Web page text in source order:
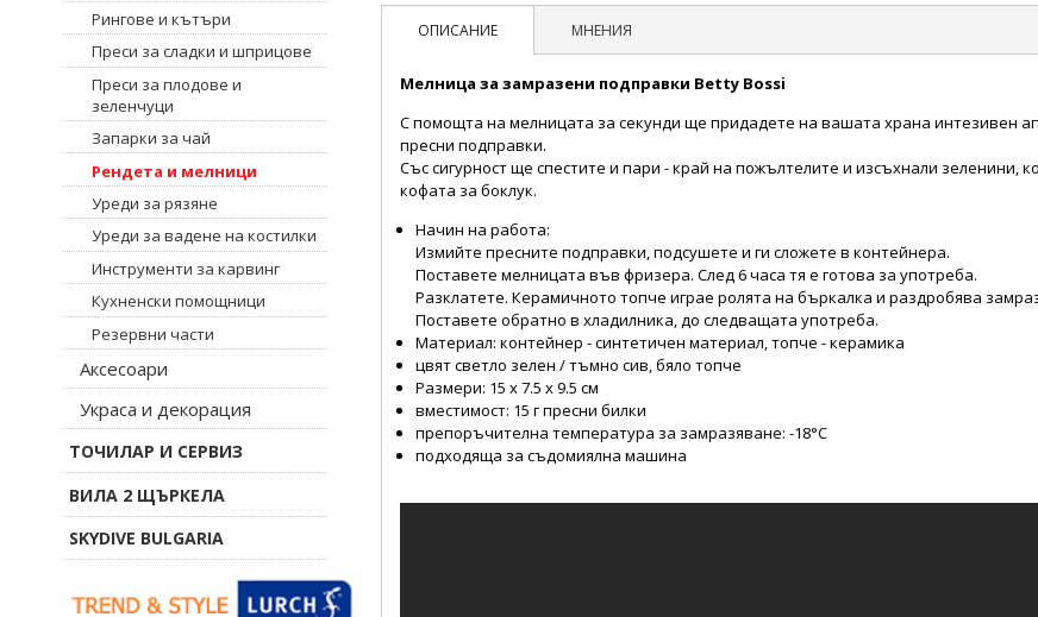
ОПИСАНИЕ МНЕНИЯ
Мелница за замразени подправки Betty Bossi
С помощта на мелницата за секунди ще придадете на вашата храна интезивен
пресни подправки.
Със сигурност ще спестите и пари - край на пожълтелите и изсъхнали зеленини,
кофата за боклук.
Начин на работа:
Измийте пресните подправки, подсушете и ги сложете в контейнера.
Поставете мелницата във фризера. След 6 часа тя е готова за употреба.
Разклатете. Керамичното топче играе ролята на бъркалка и раздробява
Поставете обратно в хладилника, до следващата употреба.
Материал: контейнер - синтетичен материал, топче - керамика
цвят светло зелен / тъмно сив, бяло топче
Размери: 15 х 7.5 х 9.5 см
вместимост: 15 г пресни билки
препоръчителна температура за замразяване: -18°C
подходяща за съдомиялна машина
Рингове и кътъри
Преси за сладки и шприцове
Преси за плодове и
зеленчуци
Запарки за чай
Рендета и мелници
Уреди за рязяне
Уреди за вадене на костилки
Инструменти за карвинг
Кухненски помощници
Резервни части
Аксесоари
Украса и декорация
ТОЧИЛАР И СЕРВИЗ
ВИЛА 2 ЩЪРКЕЛА
SKYDIVE BULGARIA